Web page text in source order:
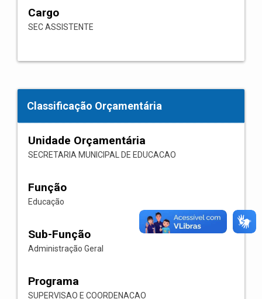
Cargo
SEC ASSISTENTE
Classificação Orçamentária
Unidade Orçamentária
SECRETARIA MUNICIPAL DE EDUCACAO
Função
Educação
Sub-Função
Administração Geral
Programa
SUPERVISAO E COORDENACAO